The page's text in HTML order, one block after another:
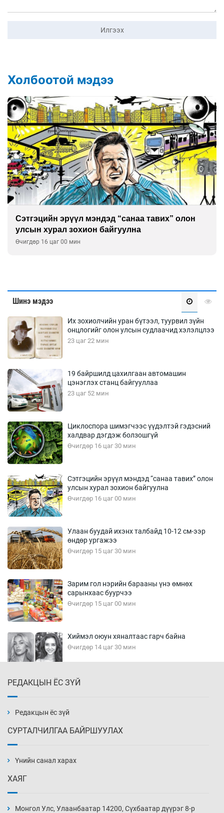
Илгээх
Холбоотой мэдээ
Сэтгэцийн эрүүл мэндэд “санаа тавих” олон
улсын хурал зохион байгуулна
Өчигдөр 16 цаг 00 мин
Шинэ мэдээ
Их зохиолчийн уран бүтээл, туурвил зүйн
онцлогийг олон улсын судлаачид хэлэлцлээ
23 цаг 22 мин
19 байршилд цахилгаан автомашин
цэнэглэх станц байгууллаа
23 цаг 52 мин
Циклоспора шимэгчээс үүдэлтэй гэдэсний
халдвар дэгдэж болзошгүй
Өчигдөр 16 цаг 30 мин
Сэтгэцийн эрүүл мэндэд “санаа тавих” олон
улсын хурал зохион байгуулна
Өчигдөр 16 цаг 00 мин
Улаан буудай ихэнх талбайд 10-12 см-ээр
өндөр ургажээ
Өчигдөр 15 цаг 30 мин
Зарим гол нэрийн барааны үнэ өмнөх
сарынхаас буурчээ
Өчигдөр 15 цаг 00 мин
Хиймэл оюун хяналтаас гарч байна
Өчигдөр 14 цаг 30 мин
Өчигдөр 14 цаг 00 мин
нэмэгджээ
РЕДАКЦЫН ЁС ЗҮЙ
Редакцын ёс зүй
СУРТАЛЧИЛГАА БАЙРШУУЛАХ
Үнийн санал харах
ХАЯГ
Монгол Улс, Улаанбаатар 14200, Сүхбаатар дүүрэг 8-р